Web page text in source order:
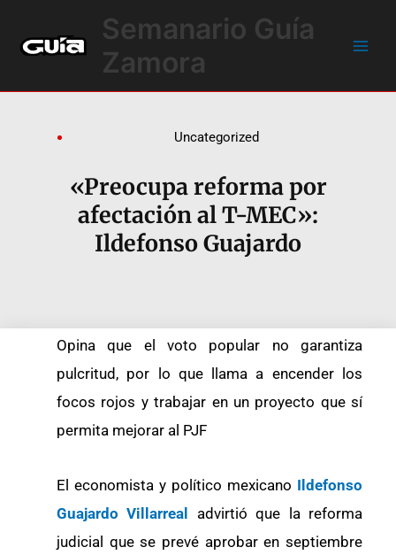
contenido
Semanario Guía
Zamora
Uncategorized
«Preocupa reforma por
afectación al T-MEC»:
Ildefonso Guajardo
Opina que el voto popular no garantiza
pulcritud, por lo que llama a encender los
focos rojos y trabajar en un proyecto que sí
permita mejorar al PJF
El economista y político mexicano Ildefonso
Guajardo Villarreal advirtió que la reforma
judicial que se prevé aprobar en septiembre